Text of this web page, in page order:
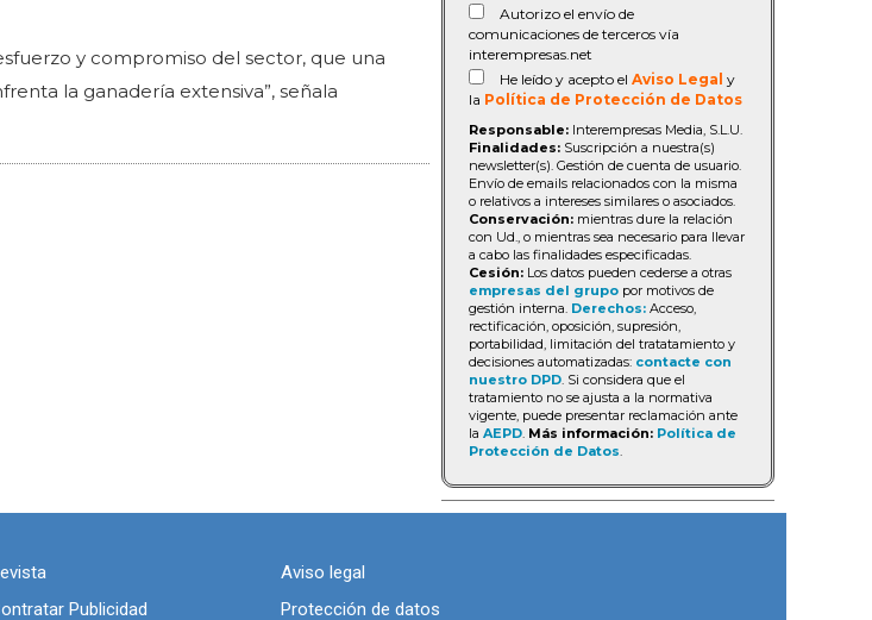
y compromiso del sector, que una
la ganadería extensiva”, señala
Autorizo el envío de
comunicaciones de terceros vía
interempresas.net
He leído y acepto el Aviso Legal y
la Política de Protección de Datos
Responsable: Interempresas Media, S.L.U.
Finalidades: Suscripción a nuestra(s)
newsletter(s). Gestión de cuenta de usuario.
Envío de emails relacionados con la misma
o relativos a intereses similares o asociados.
Conservación: mientras dure la relación
con Ud., o mientras sea necesario para llevar
a cabo las finalidades especificadas.
Cesión: Los datos pueden cederse a otras
empresas del grupo por motivos de
gestión interna. Derechos: Acceso,
rectificación, oposición, supresión,
portabilidad, limitación del tratatamiento y
decisiones automatizadas: contacte con
nuestro DPD. Si considera que el
tratamiento no se ajusta a la normativa
vigente, puede presentar reclamación ante
la AEPD. Más información: Política de
Protección de Datos.
Publicidad
Aviso legal
Protección de datos